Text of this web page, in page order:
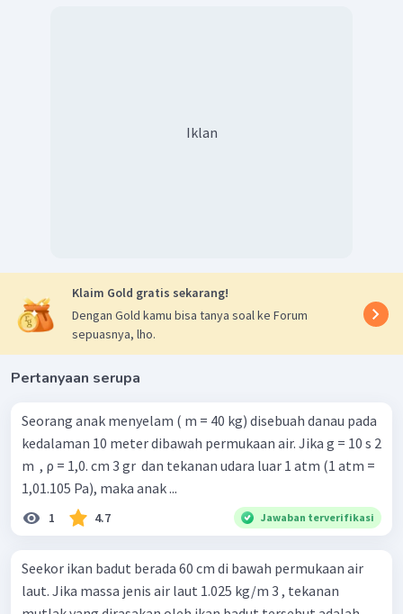
Iklan
Klaim Gold gratis sekarang!
Dengan Gold kamu bisa tanya soal ke Forum
sepuasnya, lho.
Pertanyaan serupa
Seorang anak menyelam ( m = 40 kg) disebuah danau pada
kedalaman 10 meter dibawah permukaan air. Jika g = 10 s 2
m ​ , ρ = 1,0. cm 3 gr ​ dan tekanan udara luar 1 atm (1 atm =
1,01.105 Pa), maka anak ...
1 4.7 Jawaban terverifikasi
Seekor ikan badut berada 60 cm di bawah permukaan air
laut. Jika massa jenis air laut 1.025 kg/m 3 , tekanan